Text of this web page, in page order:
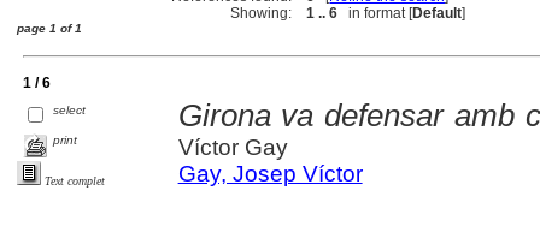
Showing:
1 .. 6 in format [Default]
page 1 of 1
1 / 6
select
print
Text complet
Girona va defensar amb
Víctor Gay
Gay, Josep Víctor